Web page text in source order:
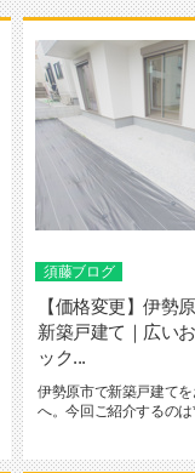
須藤ブログ
【価格変更】伊勢
新築戸建て｜広い
ック...
伊勢原市で新築戸建て
へ。今回ご紹介するの